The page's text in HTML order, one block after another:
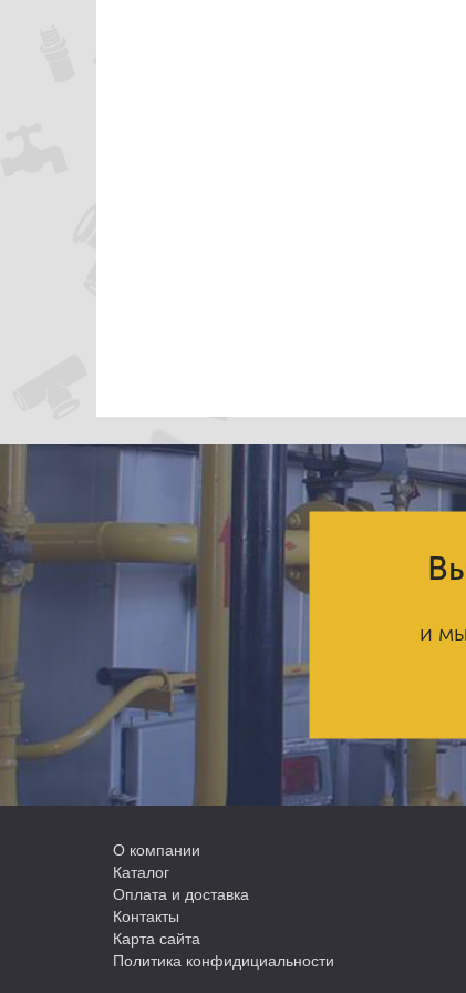
и
О компании
Каталог
Оплата и доставка
Контакты
Карта сайта
Политика конфидициальности